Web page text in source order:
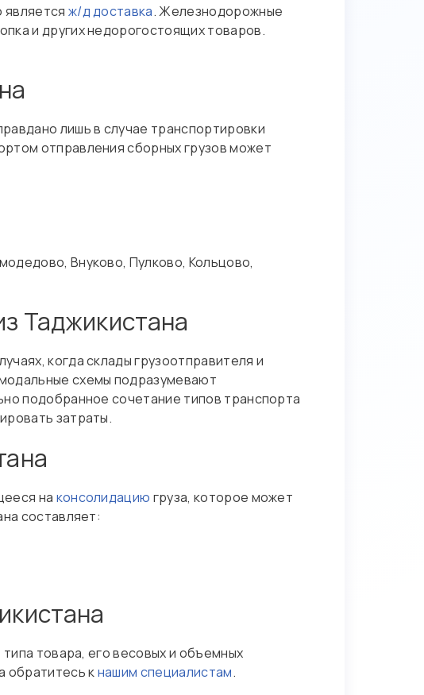
ж/д доставка. Железнодорожные
и других недорогостоящих товаров.
лишь в случае транспортировки
отправления сборных грузов может
Внуково, Пулково, Кольцово,
Таджикистана
когда склады грузоотправителя и
схемы подразумевают
подобранное сочетание типов транспорта
затраты.
на консолидацию груза, которое может
составляет:
товара, его весовых и объемных
обратитесь кнашим специалистам.